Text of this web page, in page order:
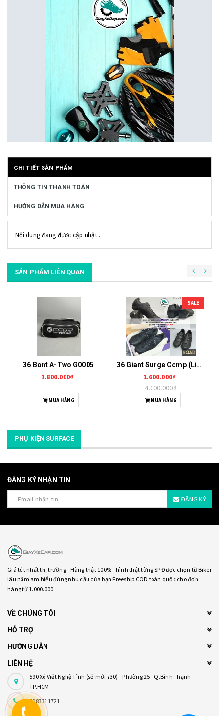
CHI TIẾT SẢN PHẨM
THÔNG TIN THANH TOÁN
HƯỚNG DẪN MUA HÀNG
Nội dung đang được cập nhật...
SẢN PHẨM LIÊN QUAN
36 Bont A-Two G0005
1.800.000₫
MUA HÀNG
SALE
36 Giant Surge Comp (Liv Macha Comp) G0006
1.600.000₫
4.000.000₫
MUA HÀNG
PHỤ KIỆN SURFACE
ĐĂNG KÝ NHẬN TIN
ĐĂNG KÝ
Giá tốt nhất thị trường - Hàng thật 100% - hình thật từng SP Được chọn từ Biker
lâu năm am hiểu đúng nhu cầu của bạn Freeship COD toàn quốc cho đơn
hàng từ 1.000.000
VỀ CHÚNG TÔI
HỖ TRỢ
HƯỚNG DẪN
LIÊN HỆ
590 Xô Viết Nghệ Tĩnh (số mới 730) - Phường 25 - Q.Bình Thạnh -
TP.HCM
0983311721